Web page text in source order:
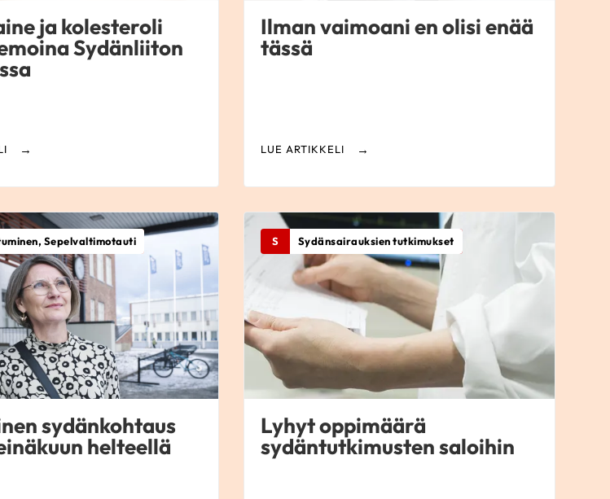
ja kolesteroli
Sydänliiton
Ilman vaimoani en olisi enää
tässä
LUE ARTIKKELI
Sepelvaltimotauti
sydänkohtaus
helteellä
S Sydänsairauksien tutkimukset
Lyhyt oppimäärä
sydäntutkimusten saloihin